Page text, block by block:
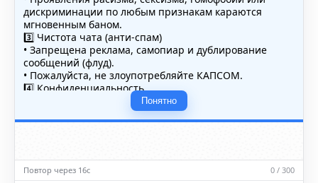
дискриминации по любым признакам караются
мгновенным баном.
3️⃣ Чистота чата (анти-спам)
• Запрещена реклама, самопиар и дублирование
сообщений (флуд).
• Пожалуйста, не злоупотребляйте КАПСОМ.
4️⃣ Конфиденциальность
• Не публикуйте личные данные — свои или чужие
(телефоны, адреса, документы).
5️⃣ Уместность контента
насилию.
ℹ️ Модераторы и администраторы вправе удалять
Понятно
Повтор через 15с 0 / 300